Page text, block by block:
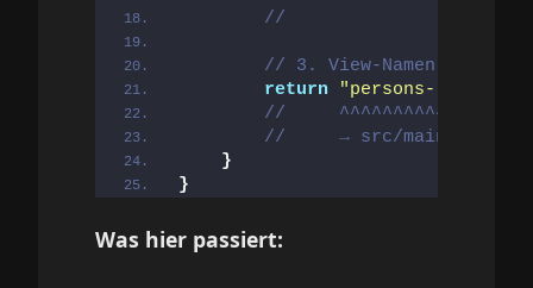
//                  Name
// 3. View-Namen
return
"persons-list"
//     ^^^^^^^^^^^^^^
//     → src/main/
}
}
Was hier passiert: